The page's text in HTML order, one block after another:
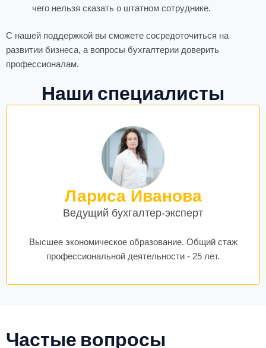
чего нельзя сказать о штатном сотруднике.
С нашей поддержкой вы сможете сосредоточиться на
развитии бизнеса, а вопросы бухгалтерии доверить
профессионалам.
Наши специалисты
Лариса Иванова
Ведущий бухгалтер-эксперт
Высшее экономическое образование. Общий стаж
профессиональной деятельности - 25 лет.
Частые вопросы